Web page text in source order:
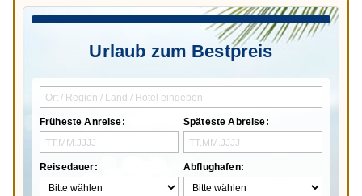
Urlaub zum Bestpreis
Früheste Anreise:
Reisedauer:
Späteste Abreise:
Abflughafen: